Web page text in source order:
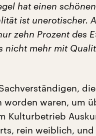
hat einen
ist unerotischer.
zehn Prozent des
nicht mehr mit
worden waren, um
Kulturbetrieb
rein weiblich,